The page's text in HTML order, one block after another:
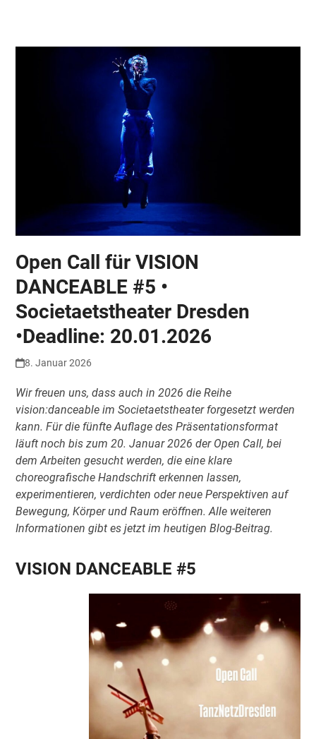
Open Call für VISION
DANCEABLE #5 •
Societaetstheater Dresden
•Deadline: 20.01.2026
8. Januar 2026
Wir freuen uns, dass auch in 2026 die Reihe
vision:danceable im Societaetstheater forgesetzt werden
kann. Für die fünfte Auflage des Präsentationsformat
läuft noch bis zum 20. Januar 2026 der Open Call, bei
dem Arbeiten gesucht werden, die eine klare
choreografische Handschrift erkennen lassen,
experimentieren, verdichten oder neue Perspektiven auf
Bewegung, Körper und Raum eröffnen. Alle weiteren
Informationen gibt es jetzt im heutigen Blog-Beitrag.
VISION DANCEABLE #5